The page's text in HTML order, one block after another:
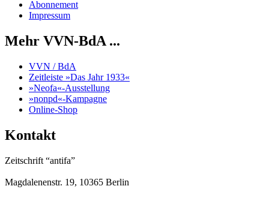
Abonnement
Impressum
Mehr VVN-BdA ...
VVN / BdA
Zeitleiste »Das Jahr 1933«
»Neofa«-Ausstellung
»nonpd«-Kampagne
Online-Shop
Kontakt
Zeitschrift “antifa”
Magdalenenstr. 19, 10365 Berlin